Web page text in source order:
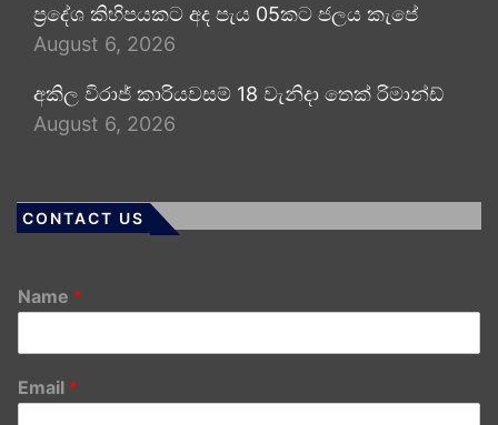
ප්‍රදේශ කිහිපයකට අද පැය 05කට ජලය කැපේ
August 6, 2026
අකිල විරාජ් කාරියවසම් 18 වැනිදා තෙක් රිමාන්ඩ්
August 6, 2026
CONTACT US
Name *
Email *